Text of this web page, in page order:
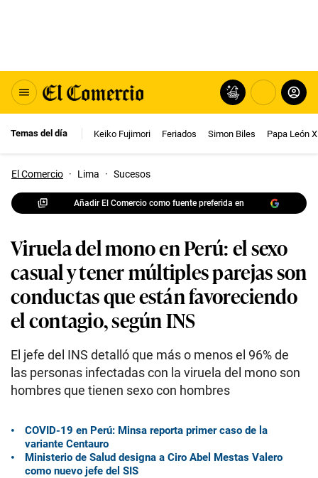
Temas del día Keiko Fujimori Feriados Simon Biles Papa León
El Comercio · Lima · Sucesos
Añadir El Comercio como fuente preferida en
Viruela del mono en Perú: el sexo
casual y tener múltiples parejas son
conductas que están favoreciendo
el contagio, según INS
El jefe del INS detalló que más o menos el 96% de
las personas infectadas con la viruela del mono son
hombres que tienen sexo con hombres
COVID-19 en Perú: Minsa reporta primer caso de la
variante Centauro
Ministerio de Salud designa a Ciro Abel Mestas Valero
como nuevo jefe del SIS